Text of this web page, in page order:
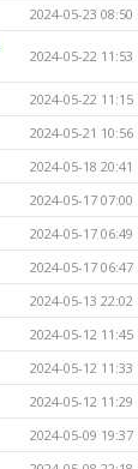
2024-05-23 08:50
2024-05-22 11:53
2024-05-22 11:15
2024-05-21 10:56
2024-05-18 20:41
2024-05-17 07:00
2024-05-17 06:49
2024-05-17 06:47
2024-05-13 22:02
2024-05-12 11:45
2024-05-12 11:33
2024-05-12 11:29
2024-05-09 19:37